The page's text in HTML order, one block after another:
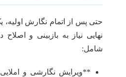
حتی پس از اتمام نگارش اولیه،
نهایی نیاز به بازبینی و
شامل:
**ویرایش نگارشی و